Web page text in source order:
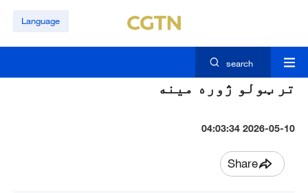
Language
search
تر ټولو ژوره مينه
2026-05-10 04:03:34
Share